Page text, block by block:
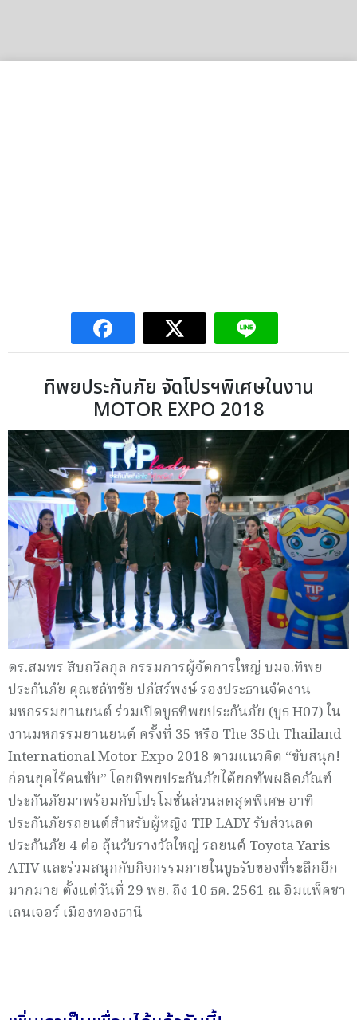
ทิพยประกันภัย จัดโปรฯพิเศษในงาน
MOTOR EXPO 2018
ดร.สมพร สืบถวิลกุล กรรมการผู้จัดการใหญ่ บมจ.ทิพย
ประกันภัย คุณชลัทชัย ปภัสร์พงษ์ รองประธานจัดงาน
มหกรรมยานยนต์ ร่วมเปิดบูธทิพยประกันภัย (บูธ H07) ใน
งานมหกรรมยานยนต์ ครั้งที่ 35 หรือ The 35th Thailand
International Motor Expo 2018 ตามแนวคิด “ขับสนุก!
ก่อนยุคไร้คนขับ” โดยทิพยประกันภัยได้ยกทัพผลิตภัณฑ์
ประกันภัยมาพร้อมกับโปรโมชั่นส่วนลดสุดพิเศษ อาทิ
ประกันภัยรถยนต์สำหรับผู้หญิง TIP LADY รับส่วนลด
ประกันภัย 4 ต่อ ลุ้นรับรางวัลใหญ่ รถยนต์ Toyota Yaris
ATIV และร่วมสนุกกับกิจกรรมภายในบูธรับของที่ระลึกอีก
มากมาย ตั้งแต่วันที่ 29 พย. ถึง 10 ธค. 2561 ณ อิมแพ็คชา
เลนเจอร์ เมืองทองธานี